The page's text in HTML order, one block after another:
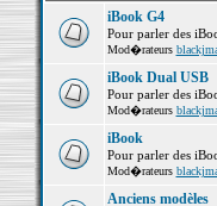
iBook G4
Pour parler des
Mod�rateurs
iBook Dual USB
Pour parler des
Mod�rateurs
iBook
Pour parler des
Mod�rateurs
Anciens modèles